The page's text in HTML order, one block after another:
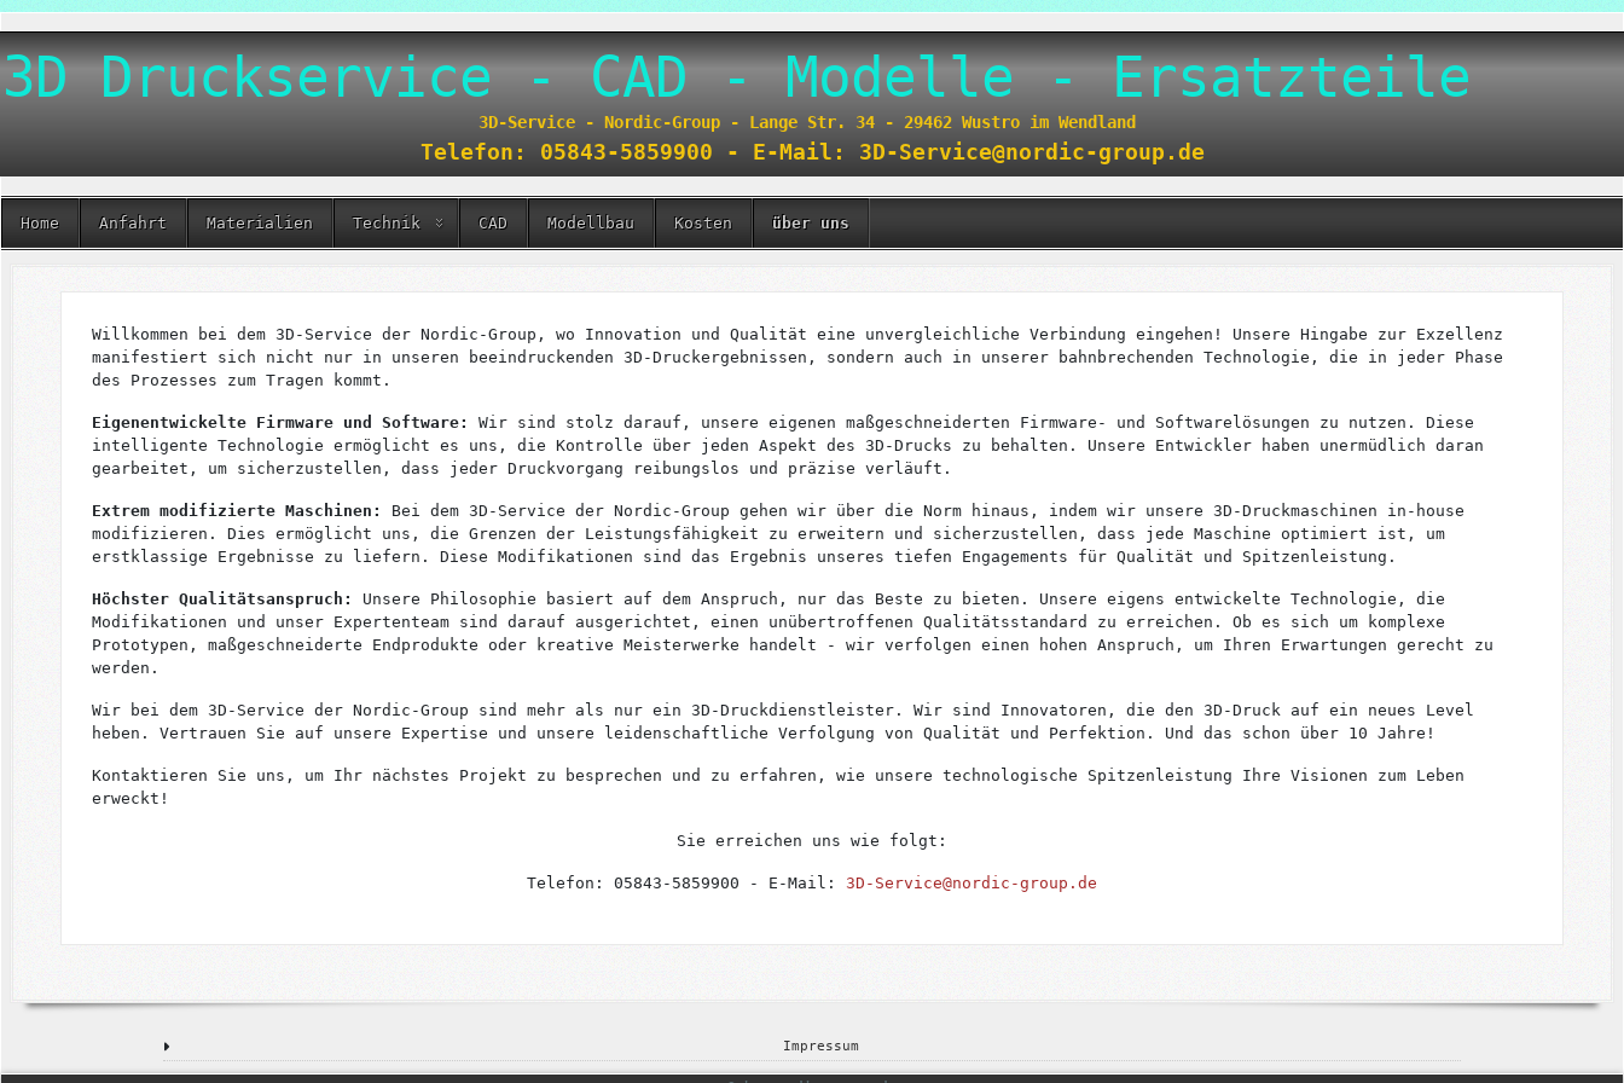
3D Druckservice - CAD - Modelle - Ersatzteile
3D-Service - Nordic-Group - Lange Str. 34 - 29462 Wustro im Wendland
Telefon: 05843-5859900 - E-Mail: 3D-Service@nordic-group.de
Home Anfahrt Materialien Technik CAD Modellbau Kosten über uns
Impressum
Willkommen bei dem 3D-Service der Nordic-Group, wo Innovation und Qualität eine unvergleichliche Verbindung eingehen! Unsere Hingabe zur Exzellenz
manifestiert sich nicht nur in unseren beeindruckenden 3D-Druckergebnissen, sondern auch in unserer bahnbrechenden Technologie, die in jeder Phase
des Prozesses zum Tragen kommt.
Eigenentwickelte Firmware und Software:
Wir sind stolz darauf, unsere eigenen maßgeschneiderten Firmware- und Softwarelösungen zu nutzen. Diese
intelligente Technologie ermöglicht es uns, die Kontrolle über jeden Aspekt des 3D-Drucks zu behalten. Unsere Entwickler haben unermüdlich daran
gearbeitet, um sicherzustellen, dass jeder Druckvorgang reibungslos und präzise verläuft.
Extrem modifizierte Maschinen:
Bei dem 3D-Service der Nordic-Group gehen wir über die Norm hinaus, indem wir unsere 3D-Druckmaschinen in-house
modifizieren. Dies ermöglicht uns, die Grenzen der Leistungsfähigkeit zu erweitern und sicherzustellen, dass jede Maschine optimiert ist, um
erstklassige Ergebnisse zu liefern. Diese Modifikationen sind das Ergebnis unseres tiefen Engagements für Qualität und Spitzenleistung.
Höchster Qualitätsanspruch:
Unsere Philosophie basiert auf dem Anspruch, nur das Beste zu bieten. Unsere eigens entwickelte Technologie, die
Modifikationen und unser Expertenteam sind darauf ausgerichtet, einen unübertroffenen Qualitätsstandard zu erreichen. Ob es sich um komplexe
Prototypen, maßgeschneiderte Endprodukte oder kreative Meisterwerke handelt - wir verfolgen einen hohen Anspruch, um Ihren Erwartungen gerecht zu
werden.
Wir bei dem 3D-Service der Nordic-Group sind mehr als nur ein 3D-Druckdienstleister. Wir sind Innovatoren, die den 3D-Druck auf ein neues Level
heben. Vertrauen Sie auf unsere Expertise und unsere leidenschaftliche Verfolgung von Qualität und Perfektion. Und das schon über 10 Jahre!
Kontaktieren Sie uns, um Ihr nächstes Projekt zu besprechen und zu erfahren, wie unsere technologische Spitzenleistung Ihre Visionen zum Leben
erweckt!
Sie erreichen uns wie folgt:
Telefon: 05843-5859900 - E-Mail: 3D-Service@nordic-group.de